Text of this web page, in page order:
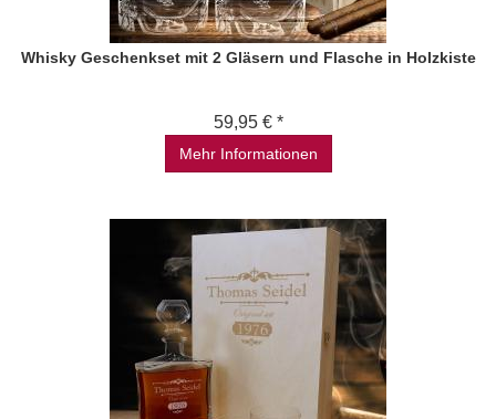
Whisky Geschenkset mit 2 Gläsern und Flasche in Holzkiste
59,95 € *
Mehr Informationen